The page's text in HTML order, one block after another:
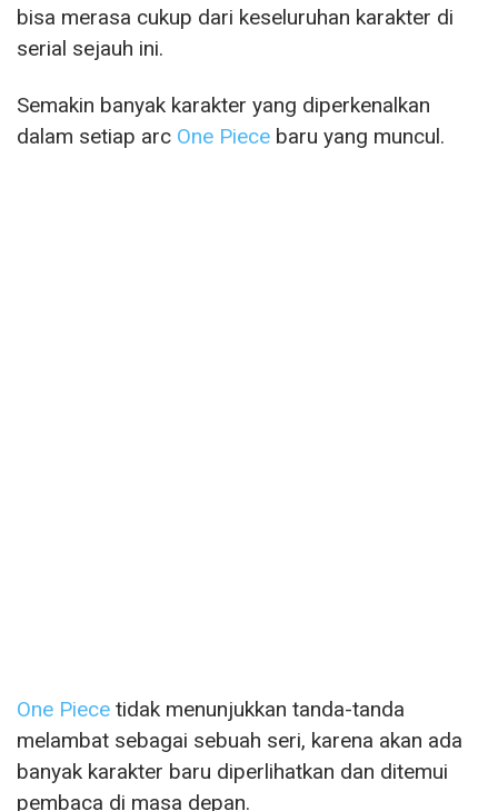
bisa merasa cukup dari keseluruhan karakter di
serial sejauh ini.
Semakin banyak karakter yang diperkenalkan
dalam setiap arc One Piece baru yang muncul.
One Piece tidak menunjukkan tanda-tanda
melambat sebagai sebuah seri, karena akan ada
banyak karakter baru diperlihatkan dan ditemui
pembaca di masa depan.